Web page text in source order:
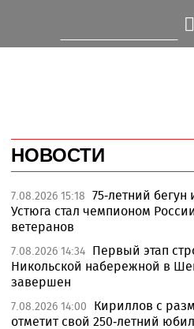
НОВОСТИ
7.08.2026 15:18 75-летний бегун
Устюга стал чемпионом
ветеранов
7.08.2026 14:34 Первый этап
Никольской набережной в
завершен
7.08.2026 14:00
Кириллов с
отметит свой 250-летний